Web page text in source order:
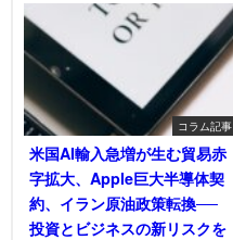
コラム記事
米国AI輸入急増が生む貿易赤
字拡大、Apple巨大半導体契
約、イラン原油政策転換──
投資とビジネスの新リスクを